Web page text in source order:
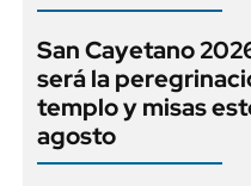
San Cayetano
será la
templo y misas
agosto